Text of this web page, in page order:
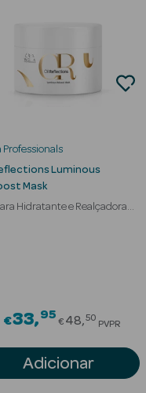
from
Professionals
Luminous
Mask
Hidratante e Realçadora
€33 95Price
€ 48 50
PVPR
Adicionar